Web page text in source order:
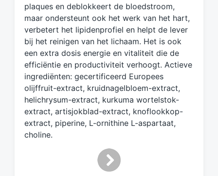
plaques en deblokkeert de bloedstroom,
maar ondersteunt ook het werk van het hart,
verbetert het lipidenprofiel en helpt de lever
bij het reinigen van het lichaam. Het is ook
een extra dosis energie en vitaliteit die de
efficiëntie en productiviteit verhoogt. Actieve
ingrediënten: gecertificeerd Europees
olijffruit-extract, kruidnagelbloem-extract,
helichrysum-extract, kurkuma wortelstok-
extract, artisjokblad-extract, knoflookkop-
extract, piperine, L-ornithine L-aspartaat,
choline.